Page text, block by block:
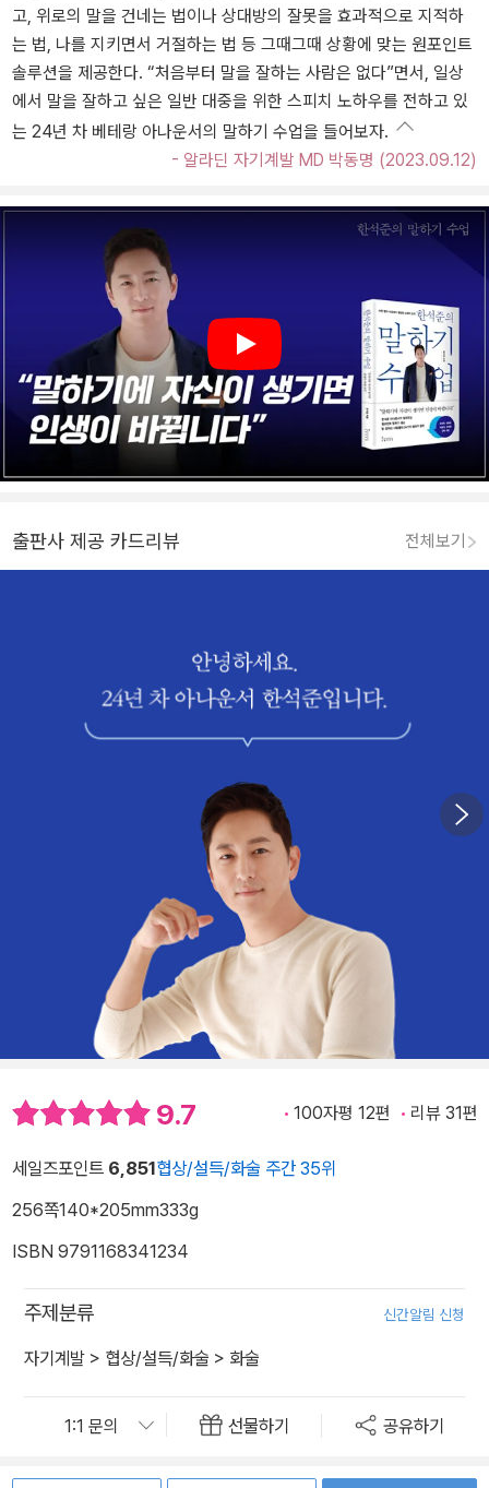
고, 위로의 말을 건네는 법이나 상대방의 잘못을 효과적으로 지적하
는 법, 나를 지키면서 거절하는 법 등 그때그때 상황에 맞는 원포인트
솔루션을 제공한다. “처음부터 말을 잘하는 사람은 없다”면서, 일상
에서 말을 잘하고 싶은 일반 대중을 위한 스피치 노하우를 전하고 있
는 24년 차 베테랑 아나운서의 말하기 수업을 들어보자.
- 알라딘 자기계발 MD 박동명 (2023.09.12)
Play
출판사 제공 카드리뷰 전체보기
9.7 100자평 12편 리뷰 31편
세일즈포인트 6,851협상/설득/화술 주간 35위
256쪽140*205mm333g
ISBN 9791168341234
주제분류 신간알림 신청
자기계발 > 협상/설득/화술 > 화술
선물하기 공유하기